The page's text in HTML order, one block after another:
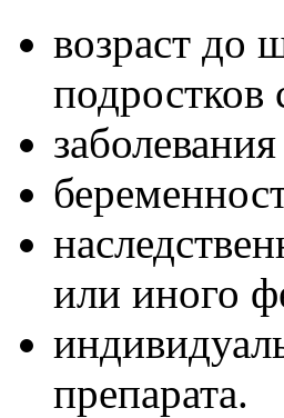
возраст до
или иного
препарата.